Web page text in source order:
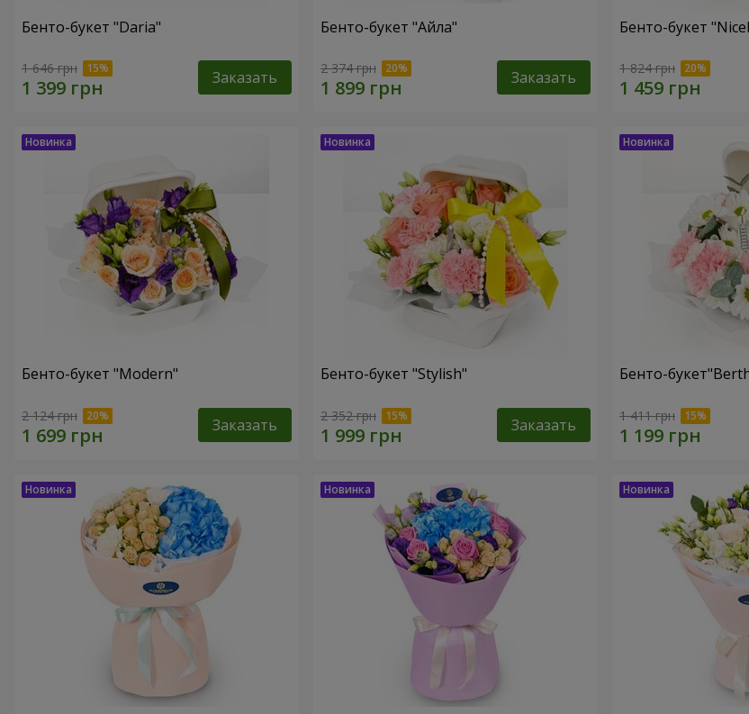
Бенто-букет "Daria"
1 646 грн Заказать
Бенто-букет "Айла"
2 374 грн Заказать
Бенто-букет
1 824 грн
Бенто-букет "Modern"
2 124 грн Заказать
Бенто-букет "Stylish"
2 352 грн Заказать
Бенто-
1 411 грн